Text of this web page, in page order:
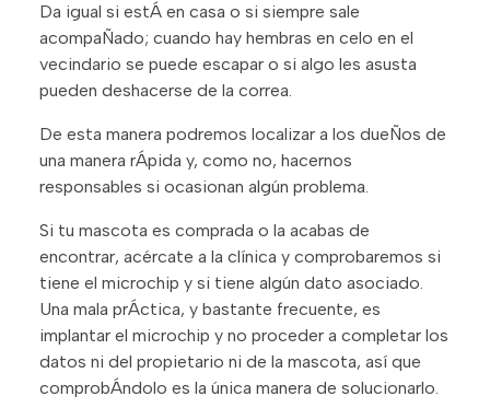
Da igual si estÁ en casa o si siempre sale
acompaÑado; cuando hay hembras en celo en el
vecindario se puede escapar o si algo les asusta
pueden deshacerse de la correa.
De esta manera podremos localizar a los dueÑos de
una manera rÁpida y, como no, hacernos
responsables si ocasionan algún problema.
Si tu mascota es comprada o la acabas de
encontrar, acércate a la clínica y comprobaremos si
tiene el microchip y si tiene algún dato asociado.
Una mala prÁctica, y bastante frecuente, es
implantar el microchip y no proceder a completar los
datos ni del propietario ni de la mascota, así que
comprobÁndolo es la única manera de solucionarlo.